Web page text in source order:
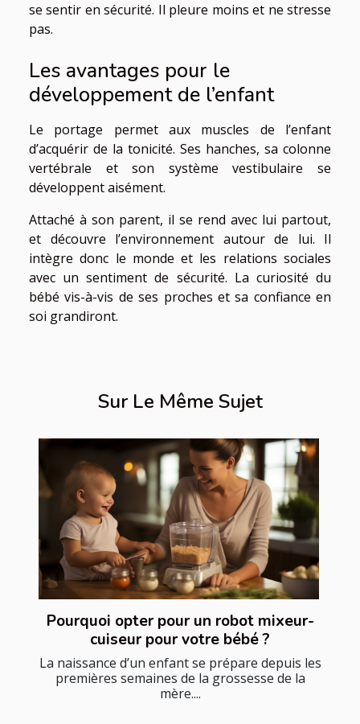
se sentir en sécurité. Il pleure moins et ne stresse
pas.
Les avantages pour le
développement de l’enfant
Le portage permet aux muscles de l’enfant
d’acquérir de la tonicité. Ses hanches, sa colonne
vertébrale et son système vestibulaire se
développent aisément.
Attaché à son parent, il se rend avec lui partout,
et découvre l’environnement autour de lui. Il
intègre donc le monde et les relations sociales
avec un sentiment de sécurité. La curiosité du
bébé vis-à-vis de ses proches et sa confiance en
soi grandiront.
Sur Le Même Sujet
Pourquoi opter pour un robot mixeur-
cuiseur pour votre bébé ?
La naissance d’un enfant se prépare depuis les
premières semaines de la grossesse de la
mère....